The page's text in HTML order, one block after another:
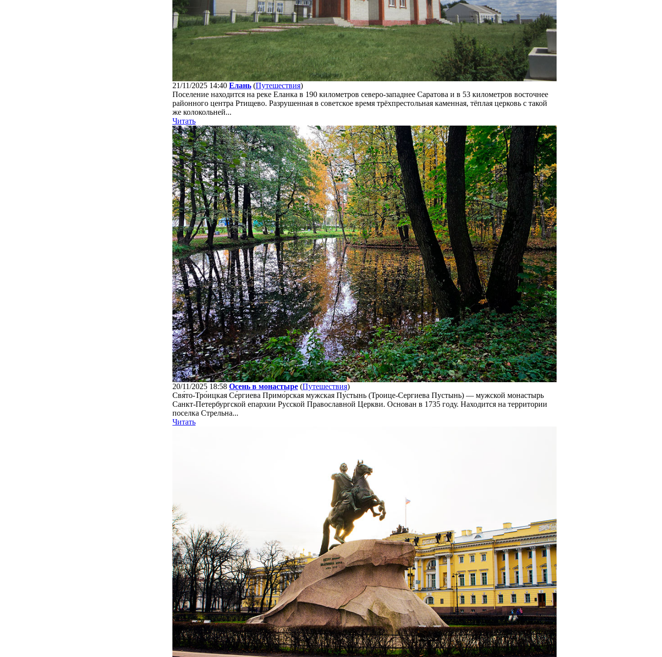
21/11/2025 14:40 Елань (Путешествия)
Поселение находится на реке Еланка в 190 километров северо-западнее Саратова и в 53 километров восточнее
районного центра Ртищево. Разрушенная в советское время трёхпрестольная каменная, тёплая церковь с такой
же колокольней...
Читать
20/11/2025 18:58 Осень в монастыре (Путешествия)
Свя́то-Тро́ицкая Се́ргиева Примо́рская мужская Пу́стынь (Троице-Сергиева Пустынь) — мужской монастырь
Санкт-Петербургской епархии Русской Православной Церкви. Основан в 1735 году. Находится на территории
поселка Стрельна...
Читать